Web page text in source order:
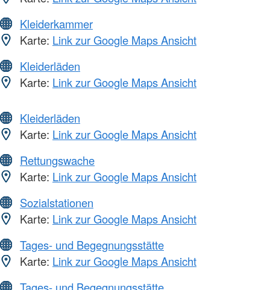
Kleiderkammer
Karte: Link zur Google Maps Ansicht
Kleiderläden
Karte: Link zur Google Maps Ansicht
Kleiderläden
Karte: Link zur Google Maps Ansicht
Rettungswache
Karte: Link zur Google Maps Ansicht
Sozialstationen
Karte: Link zur Google Maps Ansicht
Tages- und Begegnungsstätte
Karte: Link zur Google Maps Ansicht